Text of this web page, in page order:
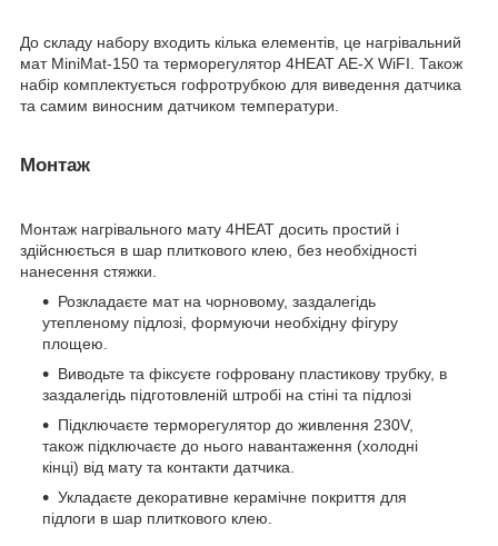
До складу набору входить кілька елементів, це нагрівальний
мат MiniMat-150 та терморегулятор 4HEAT AE-X WiFI. Також
набір комплектується гофротрубкою для виведення датчика
та самим виносним датчиком температури.
Монтаж
Монтаж нагрівального мату 4HEAT досить простий і
здійснюється в шар плиткового клею, без необхідності
нанесення стяжки.
Розкладаєте мат на чорновому, заздалегідь
утепленому підлозі, формуючи необхідну фігуру
площею.
Виводьте та фіксуєте гофровану пластикову трубку, в
заздалегідь підготовленій штробі на стіні та підлозі
Підключаєте терморегулятор до живлення 230V,
також підключаєте до нього навантаження (холодні
кінці) від мату та контакти датчика.
Укладаєте декоративне керамічне покриття для
підлоги в шар плиткового клею.